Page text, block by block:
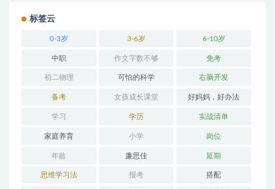
标签云
0-3岁 3-6岁 6-10岁
中职 作文字数不够 免考
初二物理 可怕的科学 右脑开发
备考 女孩成长课堂 好妈妈，好办法
学习 学历 实战清单
家庭养育 小学 岗位
年龄 廉思佳 延期
思维学习法 报考 搭配